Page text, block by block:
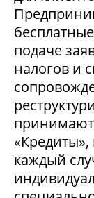
подаче
налогов и
«Кредиты»,
каждый